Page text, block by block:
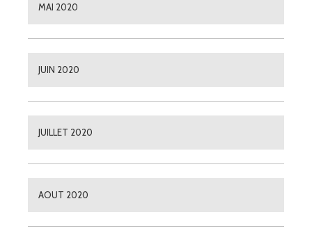
MAI 2020
JUIN 2020
JUILLET 2020
AOUT 2020